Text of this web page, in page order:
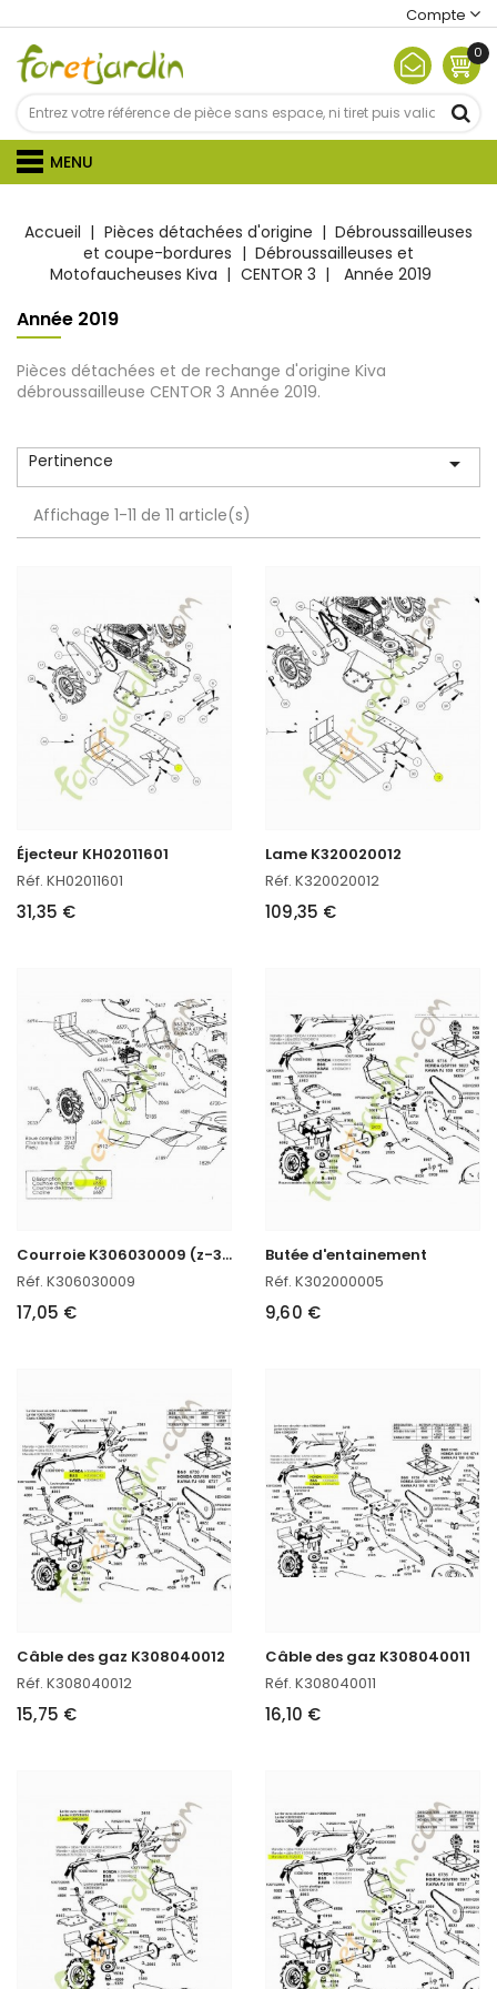
Compte
0
MENU
Accueil Pièces détachées d'origine
Débroussailleuses
et coupe-bordures
Débroussailleuses et
Motofaucheuses Kiva
CENTOR 3 Année 2019
Année 2019
Pièces détachées et de rechange d'origine Kiva
débroussailleuse CENTOR 3 Année 2019.
Pertinence 
Affichage 1-11 de 11 article(s)
Éjecteur KH02011601
Réf. KH02011601
31,35 €
Lame K320020012
Réf. K320020012
109,35 €
C
ourroie K306030009 (z-33)
Réf. K306030009
17,05 €
Butée d'entainement
Réf. K302000005
9,60 €
Câble des gaz K308040012
Réf. K308040012
15,75 €
Câble des gaz K308040011
Réf. K308040011
16,10 €